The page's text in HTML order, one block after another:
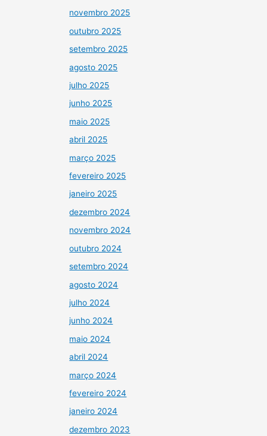
novembro 2025
outubro 2025
setembro 2025
agosto 2025
julho 2025
junho 2025
maio 2025
abril 2025
março 2025
fevereiro 2025
janeiro 2025
dezembro 2024
novembro 2024
outubro 2024
setembro 2024
agosto 2024
julho 2024
junho 2024
maio 2024
abril 2024
março 2024
fevereiro 2024
janeiro 2024
dezembro 2023